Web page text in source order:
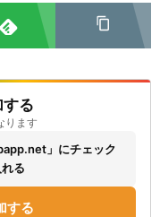
る
ります
」にチェック
る
する